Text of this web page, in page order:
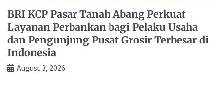
BRI KCP Pasar Tanah Abang Perkuat
Layanan Perbankan bagi Pelaku Usaha
dan Pengunjung Pusat Grosir Terbesar di
Indonesia
August 3, 2026